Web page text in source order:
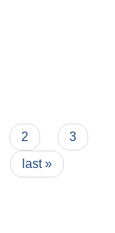
2
3
last »